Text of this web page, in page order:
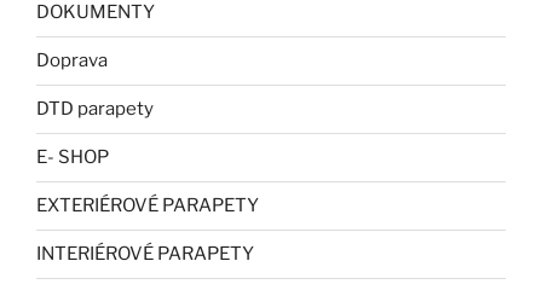
DOKUMENTY
Doprava
DTD parapety
E- SHOP
EXTERIÉROVÉ PARAPETY
INTERIÉROVÉ PARAPETY